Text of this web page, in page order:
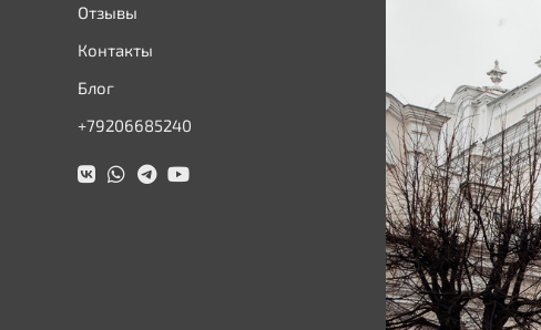
Отзывы
Контакты
Блог
+79206685240